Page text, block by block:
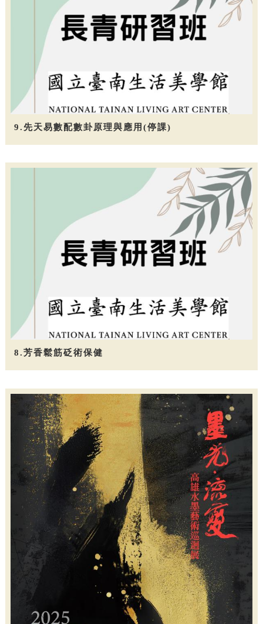
9.先天易數配數卦原理與應用(停課)
8.芳香鬆筋砭術保健